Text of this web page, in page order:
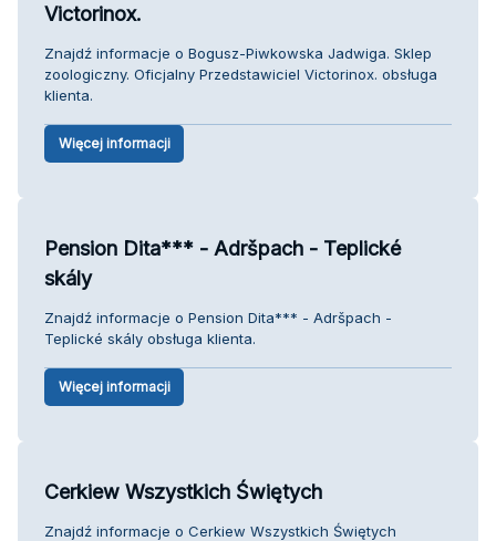
Victorinox.
Znajdź informacje o Bogusz-Piwkowska Jadwiga. Sklep
zoologiczny. Oficjalny Przedstawiciel Victorinox. obsługa
klienta.
Więcej informacji
Pension Dita*** - Adršpach - Teplické
skály
Znajdź informacje o Pension Dita*** - Adršpach -
Teplické skály obsługa klienta.
Więcej informacji
Cerkiew Wszystkich Świętych
Znajdź informacje o Cerkiew Wszystkich Świętych